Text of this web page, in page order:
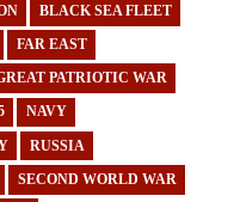
BLACK SEA FLEET
FAR EAST
PATRIOTIC WAR
NAVY
RUSSIA
SECOND WORLD WAR